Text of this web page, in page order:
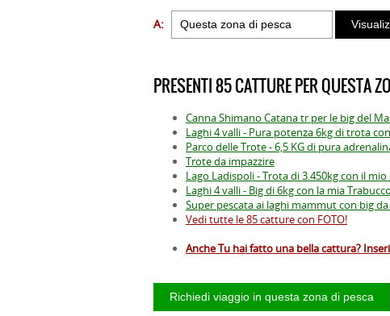
A:
PRESENTI 85 CATTURE PER QUESTA
Canna Shimano Catana tr per le big del
Laghi 4 valli - Pura potenza 6kg di trota
Parco delle Trote - 6,5 KG di pura
Trote da impazzire
Lago Ladispoli - Trota di 3.450kg con il
Laghi 4 valli - Big di 6kg con la mia Trabucco
Super pescata ai laghi mammut con big
Vedi tutte le 85 catture con FOTO!
Anche Tu hai fatto una bella cattura?